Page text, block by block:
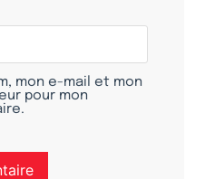
mon e-mail et mon
pour mon